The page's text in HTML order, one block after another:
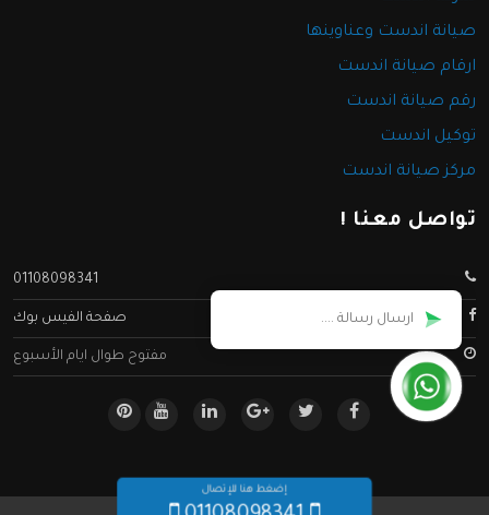
صيانة اندست وعناوينها
ارقام صيانة اندست
رقم صيانة اندست
توكيل اندست
مركز صيانة اندست
تواصل معنا !
01108098341
صفحة الفيس بوك
مفتوح طوال ايام الأسبوع
إضغط هنا للإتصال